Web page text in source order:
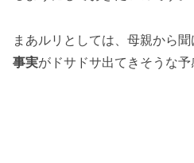
まあルリとしては、母親から
事実がドサドサ出てきそうな